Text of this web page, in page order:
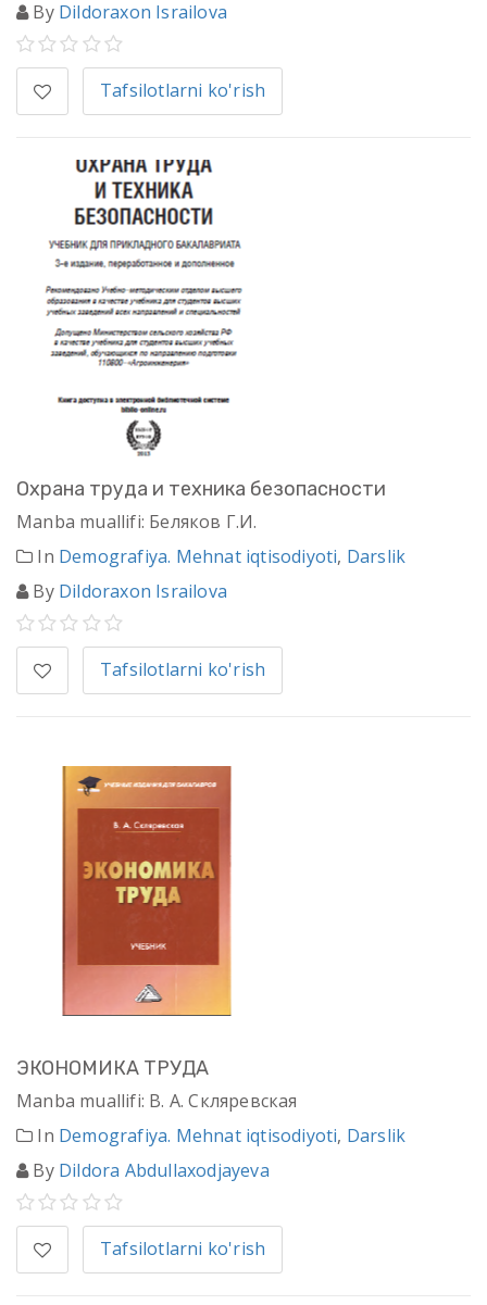
By Dildoraxon Israilova
Tafsilotlarni ko'rish
Охрана труда и техника безопасности
Manba muallifi: Беляков Г.И.
In Demografiya. Mehnat iqtisodiyoti, Darslik
By Dildoraxon Israilova
Tafsilotlarni ko'rish
ЭКОНОМИКА ТРУДА
Manba muallifi: В. А. Скляревская
In Demografiya. Mehnat iqtisodiyoti, Darslik
By Dildora Abdullaxodjayeva
Tafsilotlarni ko'rish